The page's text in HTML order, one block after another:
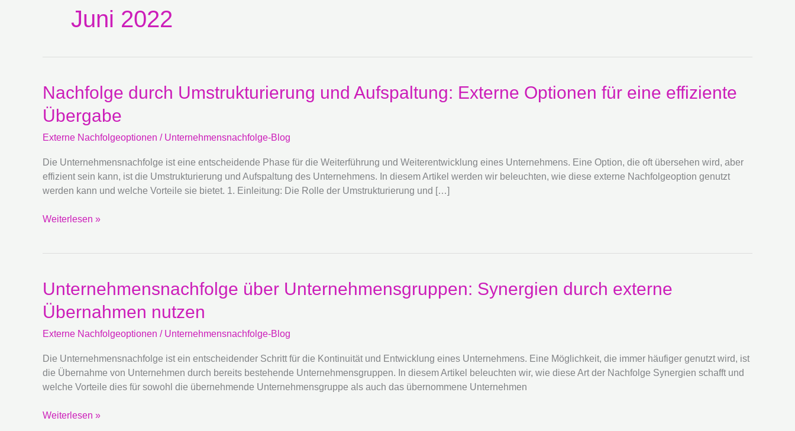
Juni 2022
Nachfolge durch Umstrukturierung und Aufspaltung: Externe Optionen für eine effiziente
Übergabe
Externe Nachfolgeoptionen / Unternehmensnachfolge-Blog
Die Unternehmensnachfolge ist eine entscheidende Phase für die Weiterführung und Weiterentwicklung eines Unternehmens. Eine Option, die oft übersehen wird, aber
effizient sein kann, ist die Umstrukturierung und Aufspaltung des Unternehmens. In diesem Artikel werden wir beleuchten, wie diese externe Nachfolgeoption genutzt
werden kann und welche Vorteile sie bietet. 1. Einleitung: Die Rolle der Umstrukturierung und […]
Nachfolge
durch
Umstrukturierung
Aufspaltung:
Externe
Optionen
für
effiziente
Weiterlesen »
Unternehmensnachfolge über Unternehmensgruppen: Synergien durch externe
Übernahmen nutzen
Externe Nachfolgeoptionen / Unternehmensnachfolge-Blog
Die Unternehmensnachfolge ist ein entscheidender Schritt für die Kontinuität und Entwicklung eines Unternehmens. Eine Möglichkeit, die immer häufiger genutzt wird, ist
die Übernahme von Unternehmen durch bereits bestehende Unternehmensgruppen. In diesem Artikel beleuchten wir, wie diese Art der Nachfolge Synergien schafft und
welche Vorteile dies für sowohl die übernehmende Unternehmensgruppe als auch das übernommene Unternehmen
Unternehmensnachfolge
über
Unternehmensgruppen:
durch
externe
Übernahmen
nutzen
Weiterlesen »